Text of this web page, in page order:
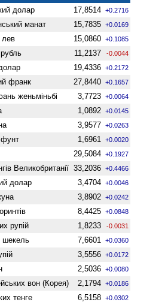
долар 17,8514 +0.2716
манат 15,7835 +0.0169
лев 15,0860 +0.1085
11,2137 -0.0044
19,4336 +0.2172
франк 27,8440 +0.1657
женьмiньбi 3,7723 +0.0064
1,0892 +0.0145
3,9577 +0.0263
фунт 1,6961 +0.0020
29,5084 +0.1927
Велико­британії 33,2036 +0.4466
долар 3,4704 +0.0046
3,8902 +0.0242
8,4425 +0.0848
рупій 1,8233 -0.0031
шекель 7,6601 +0.0360
3,5556 +0.0172
2,5036 +0.0080
вон (Корея) 2,1794 +0.0186
тенге 6,5158 +0.0302